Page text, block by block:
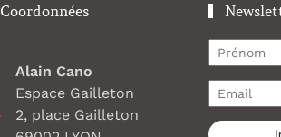
Coordonnées
Alain Cano
Espace Gailleton
2, place Gailleton